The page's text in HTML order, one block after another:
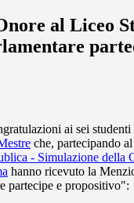
al Liceo
ai sei studenti
che, partecipando al
- Simulazione della
hanno ricevuto la
partecipe e propositivo":